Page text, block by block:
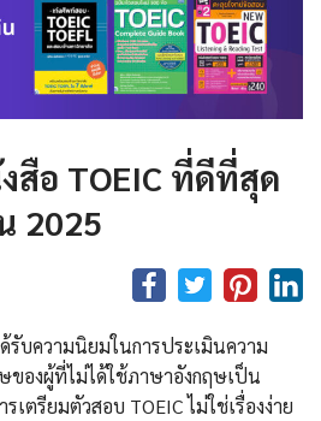
สือ TOEIC ที่ดีที่สุด
2025
รับความนิยมในการประเมินความ
ของผู้ที่ไม่ได้ใช้ภาษาอังกฤษเป็น
เตรียมตัวสอบ TOEIC ไม่ใช่เรื่องง่าย